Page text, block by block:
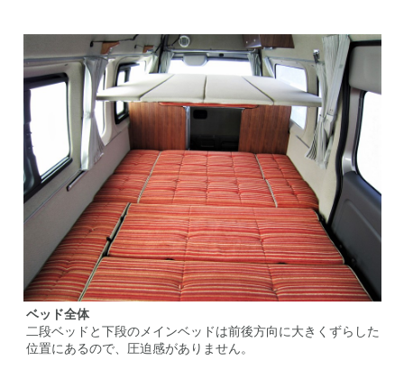
ベッド全体
二段ベッドと下段のメインベッドは前後方向に大きくずらした
位置にあるので、圧迫感がありません。